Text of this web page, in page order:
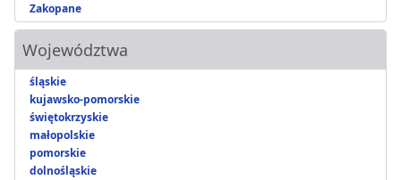
Zakopane
Województwa
śląskie
kujawsko-pomorskie
świętokrzyskie
małopolskie
pomorskie
dolnośląskie